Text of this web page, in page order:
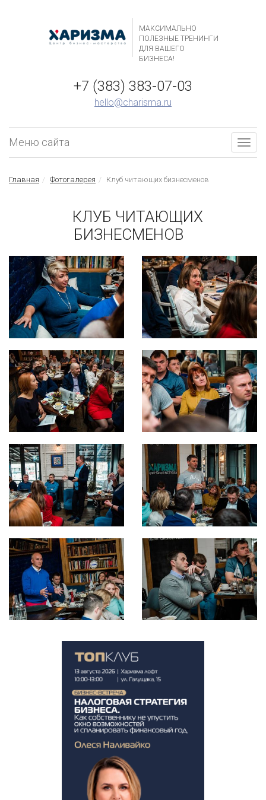
МАКСИМАЛЬНО
ПОЛЕЗНЫЕ ТРЕНИНГИ
ДЛЯ ВАШЕГО
БИЗНЕСА!
+7 (383) 383-07-03
hello@charisma.ru
Меню сайта
Главная Фотогалерея Клуб читающих бизнесменов
КЛУБ ЧИТАЮЩИХ
БИЗНЕСМЕНОВ